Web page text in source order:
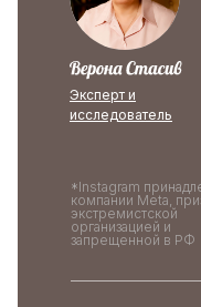
Эксперт и
исследователь
*Instagram
компании Meta,
экстремистской
организацией и
запрещенной в РФ